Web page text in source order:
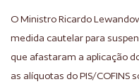
O Ministro Ricardo
medida cautelar para
que afastaram a aplicação
as alíquotas do PIS/COFINS